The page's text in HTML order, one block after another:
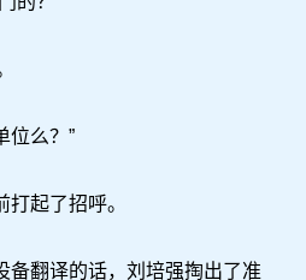
么？”
起了招呼。
翻译的话，刘培强掏出了准